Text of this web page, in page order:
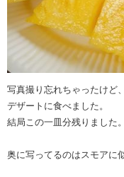
写真撮り忘れちゃったけど
デザートに食べました。
結局この一皿分残りました
奥に写ってるのはスモアに